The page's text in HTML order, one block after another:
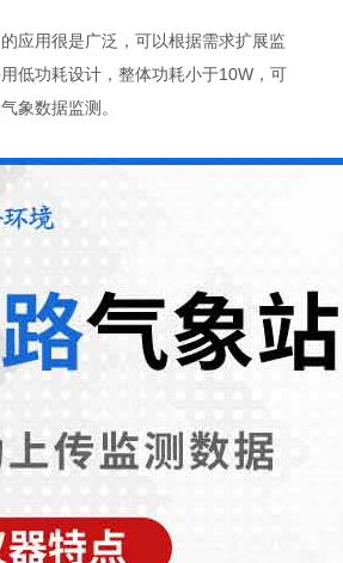
应用很是广泛，可以根据需求扩展监
低功耗设计，整体功耗小于10W，可
象数据监测。